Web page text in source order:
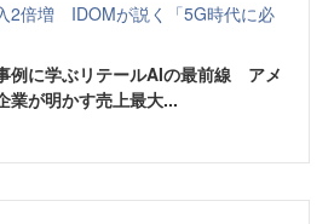
2倍増 IDOMが説く「5G時代に必
例に学ぶリテールAIの最前線 アメ
業が明かす売上最大...